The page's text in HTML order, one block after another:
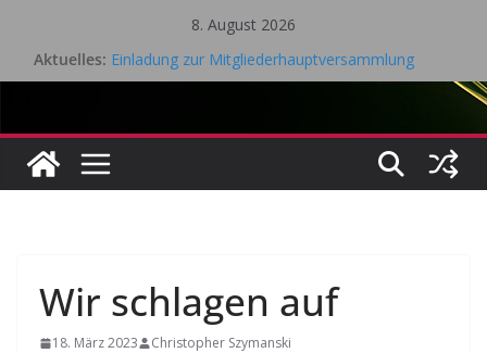
8. August 2026
Aktuelles: Einladung zur Mitgliederhauptversammlung
Eifel Cup – LK Turnier
Gesamtvorstandssitzung – 21. April 2026
Wir schlagen auf
18. März 2023 Christopher Szymanski